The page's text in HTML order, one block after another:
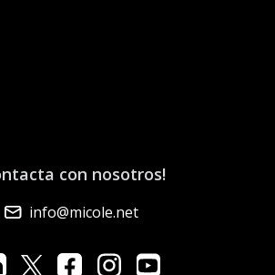
con nosotros!
info@micole.net